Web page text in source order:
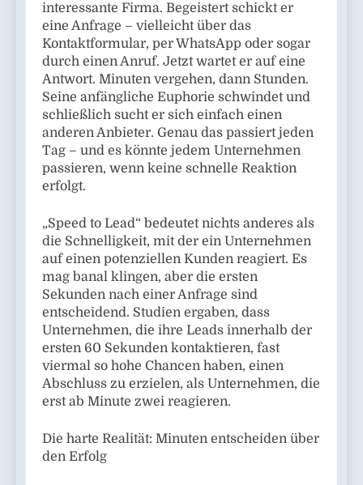
interessante Firma. Begeistert schickt er
eine Anfrage – vielleicht über das
Kontaktformular, per WhatsApp oder sogar
durch einen Anruf. Jetzt wartet er auf eine
Antwort. Minuten vergehen, dann Stunden.
Seine anfängliche Euphorie schwindet und
schließlich sucht er sich einfach einen
anderen Anbieter. Genau das passiert jeden
Tag – und es könnte jedem Unternehmen
passieren, wenn keine schnelle Reaktion
erfolgt.
„Speed to Lead“ bedeutet nichts anderes als
die Schnelligkeit, mit der ein Unternehmen
auf einen potenziellen Kunden reagiert. Es
mag banal klingen, aber die ersten
Sekunden nach einer Anfrage sind
entscheidend. Studien ergaben, dass
Unternehmen, die ihre Leads innerhalb der
ersten 60 Sekunden kontaktieren, fast
viermal so hohe Chancen haben, einen
Abschluss zu erzielen, als Unternehmen, die
erst ab Minute zwei reagieren.
Die harte Realität: Minuten entscheiden über
den Erfolg